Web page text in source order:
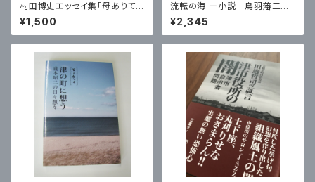
村田博史エッセイ集「母ありてこ
そ …想い出の昭和史」
¥1,500
流転の海 ー小説 鳥羽藩三代
記
¥2,345